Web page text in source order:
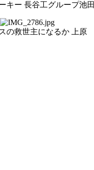
キー 長谷工グループ池田
の救世主になるか 上原